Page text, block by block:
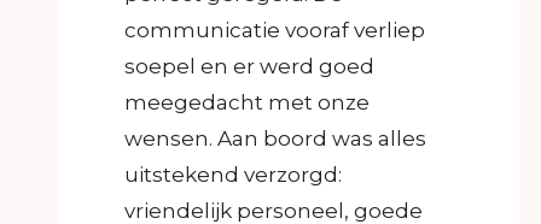
communicatie vooraf verliep
soepel en er werd goed
meegedacht met onze
wensen. Aan boord was alles
uitstekend verzorgd:
vriendelijk personeel, goede